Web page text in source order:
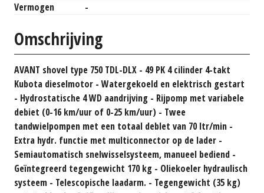
Vermogen
-
Omschrijving
AVANT shovel type 750 TDL-DLX - 49 PK 4 cilinder 4-takt
Kubota dieselmotor - Watergekoeld en elektrisch gestart
- Hydrostatische 4 WD aandrijving - Rijpomp met variabele
debiet (0-16 km/uur of 0-25 km/uur) - Twee
tandwielpompen met een totaal deblet van 70 ltr/min -
Extra hydr. functie met multiconnector op de lader -
Semiautomatisch snelwisselsysteem, manueel bediend -
Geïntegreerd tegengewicht 170 kg - Oliekoeler hydraulisch
systeem - Telescopische laadarm. - Tegengewicht (35 kg)